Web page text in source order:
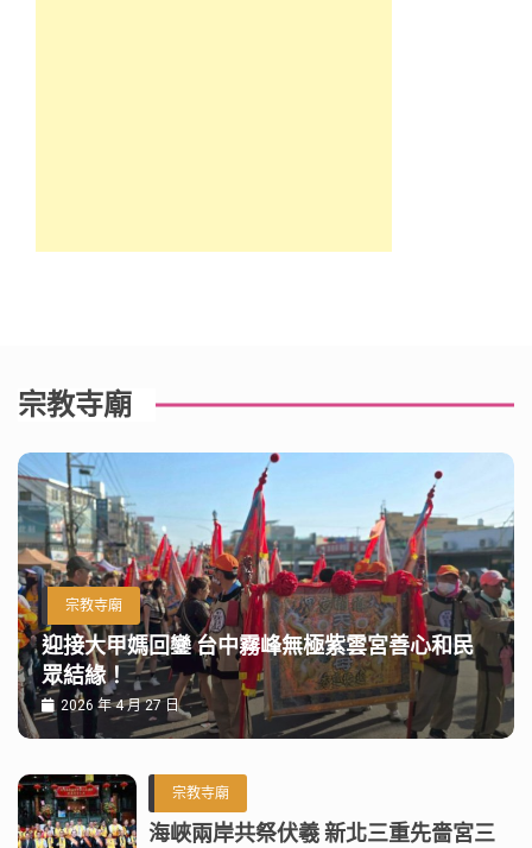
宗教寺廟
宗教寺廟
迎接大甲媽回鑾 台中霧峰無極紫雲宮善心和民
眾結緣！
2026 年 4 月 27 日
宗教寺廟
海峽兩岸共祭伏羲 新北三重先嗇宮三